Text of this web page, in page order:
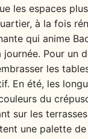
les espaces
à la fois
qui anime
Pour un
les
En été, les
du
sur les
une palette